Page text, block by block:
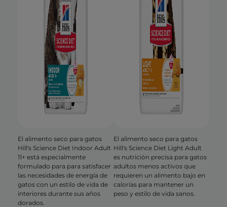
El alimento seco para gatos
Hill's Science Diet Indoor Adult
11+ está especialmente
formulado para para satisfacer
las necesidades de energía de
gatos con un estilo de vida de
interiores durante sus años
dorados.
El alimento seco para gatos
Hill's Science Diet Light Adult
es nutrición precisa para gatos
adultos menos activos que
requieren un alimento bajo en
calorías para mantener un
peso y estilo de vida sanos.